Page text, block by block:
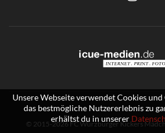
© 2015-2026 FC Würzburger Kickers
Unsere Webseite verwendet Cookies
das bestmögliche Nutzererlebnis zu
erhältst du in unserer